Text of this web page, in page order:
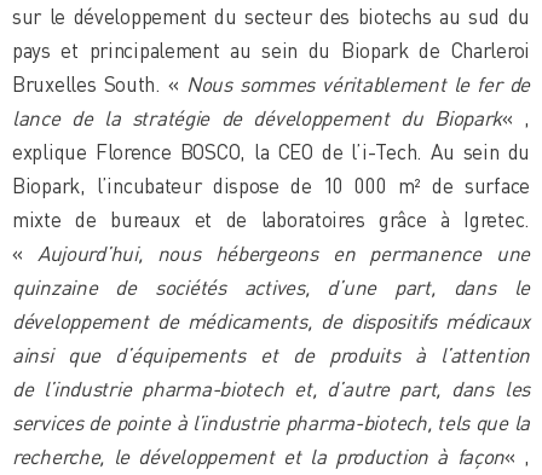
sur le développement du secteur des biotechs au sud du
pays et principalement au sein du Biopark de Charleroi
Bruxelles South. « Nous sommes véritablement le fer de
lance de la stratégie de développement du Biopark« ,
explique Florence BOSCO, la CEO de l’i-Tech. Au sein du
Biopark, l’incubateur dispose de 10 000 m² de surface
mixte de bureaux et de laboratoires grâce à Igretec.
« Aujourd’hui, nous hébergeons en permanence une
quinzaine de sociétés actives, d’une part, dans le
développement de médicaments, de dispositifs médicaux
ainsi que d’équipements et de produits à l’attention
de l’industrie pharma-biotech et, d’autre part, dans les
services de pointe à l’industrie pharma-biotech, tels que la
recherche, le développement et la production à façon« ,